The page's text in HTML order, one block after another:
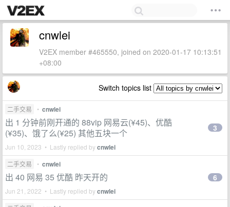
cnwlei
V2EX member #465550, joined on 2020-01-17 10:13:51
+08:00
Switch topics list
二手交易 • cnwlei
出 1 分钟前刚开通的 88vip 网易云(¥45)、优酷
(¥35)、饿了么(¥25) 其他五块一个
Jun 10, 2023 • Lastly replied bycnwlei
3
二手交易 • cnwlei
出 40 网易 35 优酷 昨天开的
Jun 21, 2022 • Lastly replied bycnwlei
6